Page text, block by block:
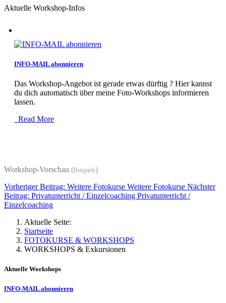
Aktuelle Workshop-Infos
INFO-MAIL abonnieren
Das Workshop-Angebot ist gerade etwas dürftig ? Hier kannst
du dich automatisch über meine Foto-Workshops informieren
lassen.
Read More
Workshop-Vorschau (Beispiele)
Vorheriger Beitrag: Weitere Fotokurse Weitere Fotokurse Nächster
Beitrag: Privatunterricht / Einzelcoaching Privatunterricht /
Einzelcoaching
Aktuelle Seite:
Startseite
FOTOKURSE & WORKSHOPS
WORKSHOPS & Exkursionen
Aktuelle Workshops
INFO-MAIL abonnieren